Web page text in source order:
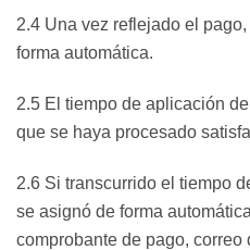
2.4 Una vez reflejado el
forma automática.
2.5 El tiempo de aplicación
que se haya procesado
2.6 Si transcurrido el tiempo
se asignó de forma
comprobante de pago, correo